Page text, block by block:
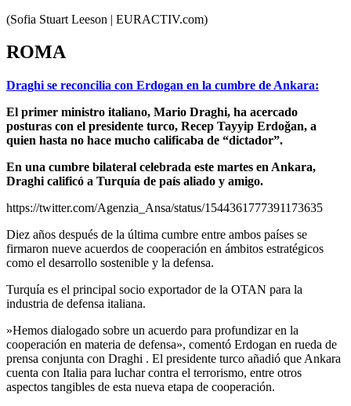
(Sofia Stuart Leeson | EURACTIV.com)
ROMA
Draghi se reconcilia con Erdogan en la cumbre de Ankara:
El primer ministro italiano, Mario Draghi, ha acercado
posturas con el presidente turco, Recep Tayyip Erdoğan, a
quien hasta no hace mucho calificaba de “dictador”.
En una cumbre bilateral celebrada este martes en Ankara,
Draghi calificó a Turquía de país aliado y amigo.
https://twitter.com/Agenzia_Ansa/status/1544361777391173635
Diez años después de la última cumbre entre ambos países se
firmaron nueve acuerdos de cooperación en ámbitos estratégicos
como el desarrollo sostenible y la defensa.
Turquía es el principal socio exportador de la OTAN para la
industria de defensa italiana.
»Hemos dialogado sobre un acuerdo para profundizar en la
cooperación en materia de defensa», comentó Erdogan en rueda de
prensa conjunta con Draghi . El presidente turco añadió que Ankara
cuenta con Italia para luchar contra el terrorismo, entre otros
aspectos tangibles de esta nueva etapa de cooperación.